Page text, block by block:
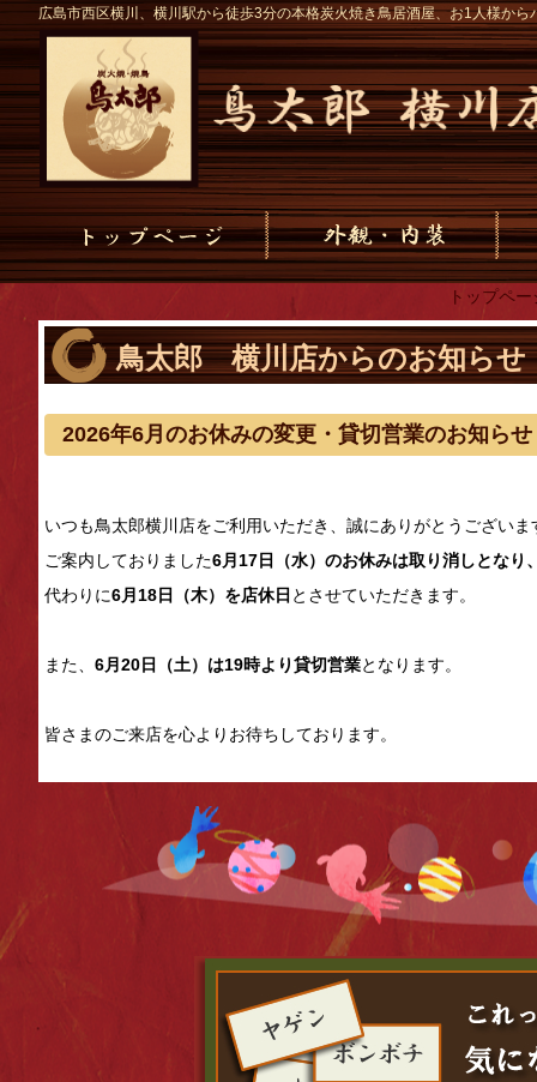
広島市西区横川、横川駅から徒歩3分の本格炭火焼き鳥居酒屋、お1人様か
トップペー
鳥太郎 横川店からのお知らせ
2026年6月のお休みの変更・貸切営業のお知らせ
いつも鳥太郎横川店をご利用いただき、誠にありがとうございま
ご案内しておりました6月17日（水）のお休みは取り消しとなり
代わりに6月18日（木）を店休日 とさせていただきます。
また、 6月20日（土）は19時より貸切営業となります。
皆さまのご来店を心よりお待ちしております。